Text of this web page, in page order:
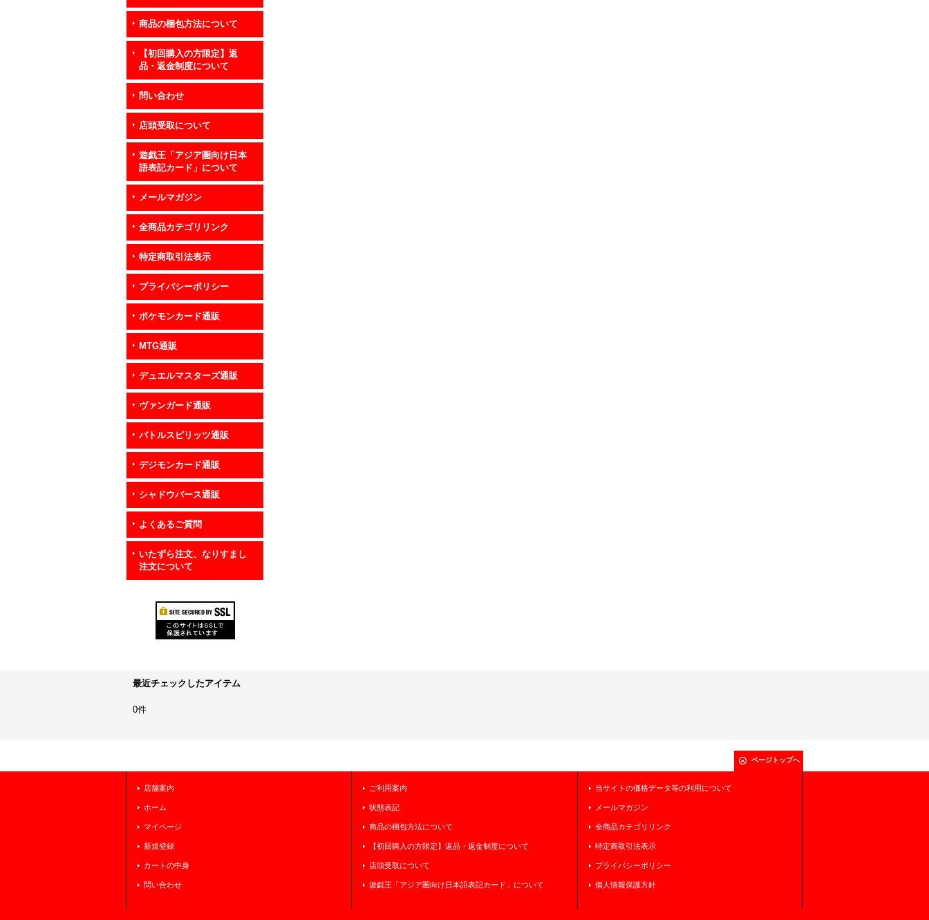
商品の梱包方法について
【初回購入の方限定】返
品・返金制度について
問い合わせ
店頭受取について
遊戯王「アジア圏向け日本
語表記カード」について
メールマガジン
全商品カテゴリリンク
特定商取引法表示
プライバシーポリシー
ポケモンカード通販
MTG通販
デュエルマスターズ通販
ヴァンガード通販
バトルスピリッツ通販
デジモンカード通販
シャドウバース通販
よくあるご質問
いたずら注文、なりすまし
注文について
最近チェックしたアイテム
0件
ページトップへ
店舗案内
ホーム
マイページ
新規登録
カートの中身
問い合わせ
ご利用案内
状態表記
商品の梱包方法について
【初回購入の方限定】返品・返金制度について
店頭受取について
遊戯王「アジア圏向け日本語表記カード」について
当サイトの価格データ等の利用について
メールマガジン
全商品カテゴリリンク
特定商取引法表示
プライバシーポリシー
個人情報保護方針